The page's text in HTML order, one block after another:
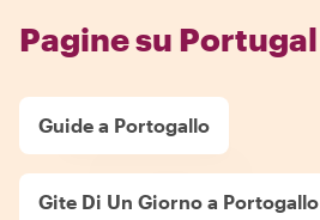
Pagine su Portugal
Guide a Portogallo
Gite Di Un Giorno a Portogallo